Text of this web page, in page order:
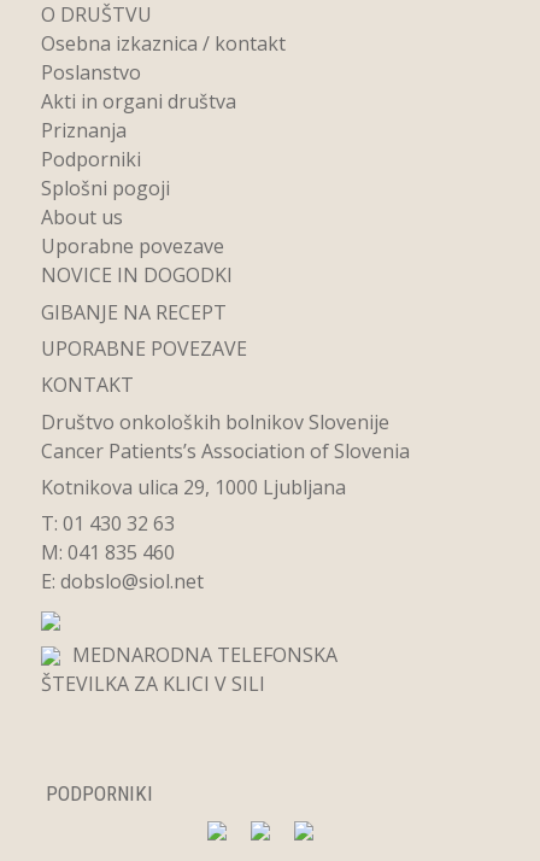
O DRUŠTVU
Osebna izkaznica / kontakt
Poslanstvo
Akti in organi društva
Priznanja
Podporniki
Splošni pogoji
About us
Uporabne povezave
NOVICE IN DOGODKI
GIBANJE NA RECEPT
UPORABNE POVEZAVE
KONTAKT
Društvo onkoloških bolnikov Slovenije
Cancer Patients’s Association of Slovenia
Kotnikova ulica 29, 1000 Ljubljana
T: 01 430 32 63
M: 041 835 460
E:dobslo@siol.net
MEDNARODNA TELEFONSKA
ŠTEVILKA ZA KLICI V SILI
PODPORNIKI